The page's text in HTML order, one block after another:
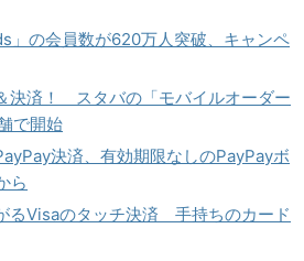
」の会員数が620万人突破、キャンペ
決済！ スタバの「モバイルオーダー
で開始
決済、有効期限なしのPayPayボ
ら
るVisaのタッチ決済 手持ちのカード